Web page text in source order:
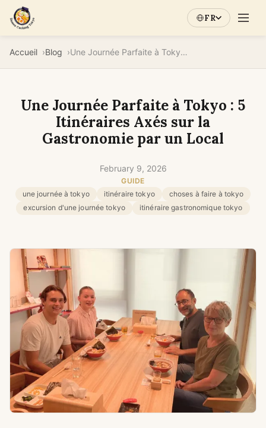
FR
Accueil Blog Une Journée Parfaite à Tokyo : 5 Itinéraires Axés sur la Gastronomie par un Local
Une Journée Parfaite à Tokyo : 5
Itinéraires Axés sur la
Gastronomie par un Local
February 9, 2026
GUIDE
une journée à tokyo
itinéraire tokyo
choses à faire à tokyo
excursion d'une journée tokyo
itinéraire gastronomique tokyo